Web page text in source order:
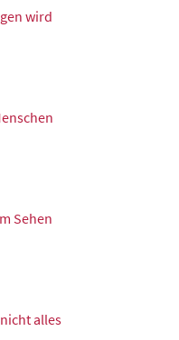
wird
Sehen
alles